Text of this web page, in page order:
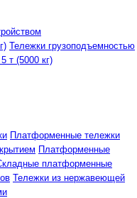
Тележки грузоподъемностью
т (5000 кг)
Платформенные тележки
Платформенные
платформенные
Тележки из нержавеющей